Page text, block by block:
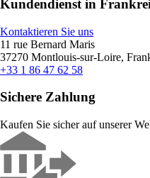
Kundendienst in
Kontaktieren Sie uns
11 rue Bernard Maris
37270 Montlouis-sur-Loire,
+33 1 86 47 62 58
Sichere Zahlung
Kaufen Sie sicher auf unserer